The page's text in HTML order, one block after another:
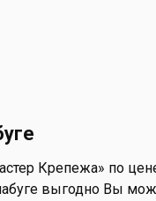
Крепежа» по цене
выгодно Вы